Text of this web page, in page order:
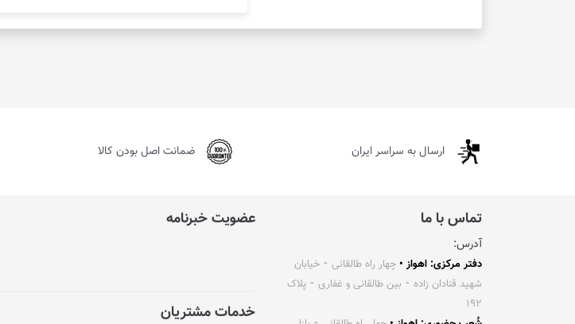
ارسال به سراسر ایران ضمانت اصل بودن کالا
تماس با ما
آدرس:
دفتر مرکزی: اهواز • چهار راه طالقانی ⁃ خیابان
شهید قنادان زاده ⁃ بین طالقانی و غفاری ⁃ پلاک
۱۹۲
عضویت خبرنامه
خدمات مشتریان